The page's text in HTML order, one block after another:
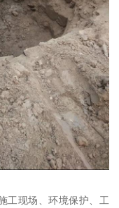
工现场、环境保护、工